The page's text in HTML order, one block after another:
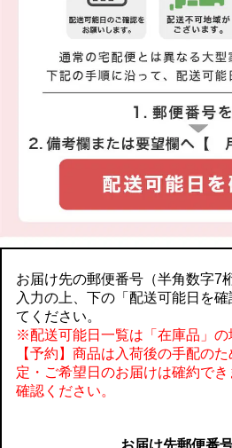
お届け先の郵便番号（半角数字
入力の上、下の「配送可能日を
てください。
※配送可能日一覧は「在庫品」の
【予約】商品は入荷後の手配の
定・ご希望日のお届けは確約で
確認ください。
お届け先郵便番